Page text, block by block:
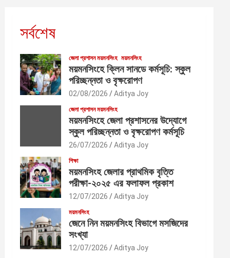
সর্বশেষ
জেলা প্রশাসন ময়মনসিংহ ময়মনসিংহ
ময়মনসিংহে ক্লিন সানডে কর্মসূচি: স্কুল
পরিচ্ছন্নতা ও বৃক্ষরোপণ
02/08/2026 Aditya Joy
জেলা প্রশাসন ময়মনসিংহ
ময়মনসিংহে জেলা প্রশাসনের উদ্যোগে
স্কুল পরিচ্ছন্নতা ও বৃক্ষরোপণ কর্মসূচি
26/07/2026 Aditya Joy
শিক্ষা
ময়মনসিংহ জেলার প্রাথমিক বৃত্তি
পরীক্ষা-২০২৫ এর ফলাফল প্রকাশ
12/07/2026 Aditya Joy
ময়মনসিংহ
জেনে নিন ময়মনসিংহ বিভাগে মসজিদের
সংখ্যা
12/07/2026 Aditya Joy